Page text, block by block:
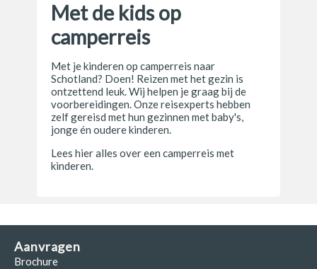
Met de kids op
camperreis
Met je kinderen op camperreis naar
Schotland? Doen! Reizen met het gezin is
ontzettend leuk. Wij helpen je graag bij de
voorbereidingen. Onze reisexperts hebben
zelf gereisd met hun gezinnen met baby's,
jonge én oudere kinderen.
Lees hier alles over een camperreis met
kinderen.
Aanvragen
Brochure